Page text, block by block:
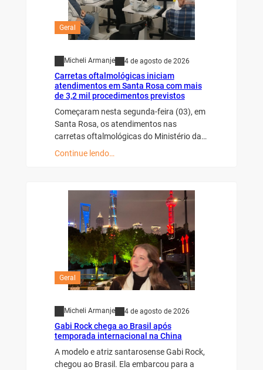
Geral
Micheli Armanje 4 de agosto de 2026
Carretas oftalmológicas iniciam
atendimentos em Santa Rosa com mais
de 3,2 mil procedimentos previstos
Começaram nesta segunda-feira (03), em
Santa Rosa, os atendimentos nas
carretas oftalmológicas do Ministério da…
Continue lendo…
Geral
Micheli Armanje 4 de agosto de 2026
Gabi Rock chega ao Brasil após
temporada internacional na China
A modelo e atriz santarosense Gabi Rock,
chegou ao Brasil. Ela embarcou para a